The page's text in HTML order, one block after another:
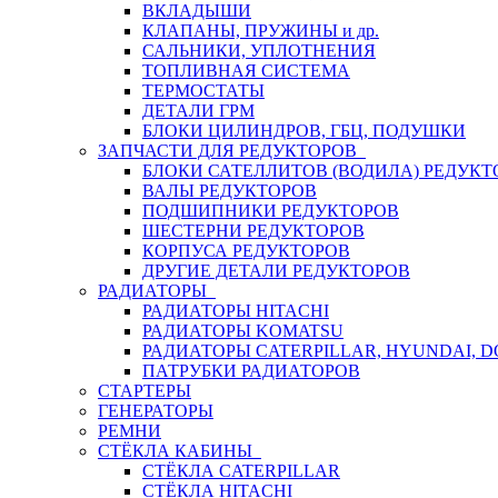
ВКЛАДЫШИ
КЛАПАНЫ, ПРУЖИНЫ и др.
САЛЬНИКИ, УПЛОТНЕНИЯ
ТОПЛИВНАЯ СИСТЕМА
ТЕРМОСТАТЫ
ДЕТАЛИ ГРМ
БЛОКИ ЦИЛИНДРОВ, ГБЦ, ПОДУШКИ
ЗАПЧАСТИ ДЛЯ РЕДУКТОРОВ
БЛОКИ САТЕЛЛИТОВ (ВОДИЛА)
ВАЛЫ РЕДУКТОРОВ
ПОДШИПНИКИ РЕДУКТОРОВ
ШЕСТЕРНИ РЕДУКТОРОВ
КОРПУСА РЕДУКТОРОВ
ДРУГИЕ ДЕТАЛИ РЕДУКТОРОВ
РАДИАТОРЫ
РАДИАТОРЫ HITACHI
РАДИАТОРЫ KOMATSU
РАДИАТОРЫ CATERPILLAR, HYUNDAI,
ПАТРУБКИ РАДИАТОРОВ
СТАРТЕРЫ
ГЕНЕРАТОРЫ
РЕМНИ
СТЁКЛА КАБИНЫ
СТЁКЛА CATERPILLAR
СТЁКЛА HITACHI